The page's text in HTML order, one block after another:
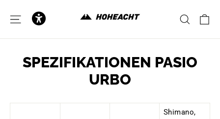
Inhalt
SEITENNAVIGATION
SPEZIFIKATIONEN PASIO
URBO
Shimano,